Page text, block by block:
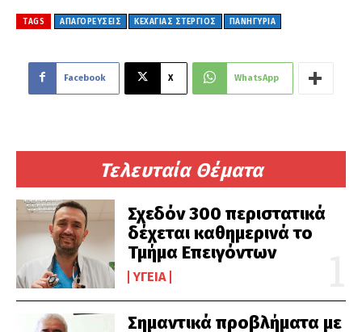
Τελευταία Θέματα
Σχεδόν 300 περιστατικά
δέχεται καθημερινά το
Τμήμα Επειγόντων
ΥΓΕΊΑ
Σημαντικά προβλήματα με
TAGS ΑΠΑΓΟΡΕΥΣΕΙΣ ΚΕΧΑΓΙΑΣ ΣΤΕΡΓΙΟΣ ΠΑΝΗΓΥΡΙΑ
Facebook X WhatsApp